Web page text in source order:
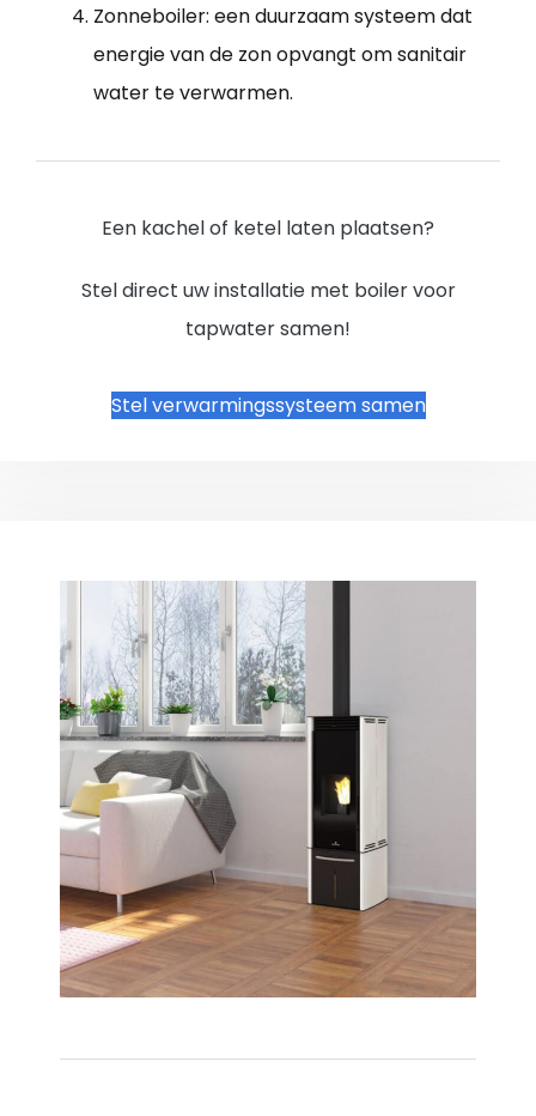
Zonneboiler: een duurzaam systeem dat
energie van de zon opvangt om sanitair
water te verwarmen.
Een kachel of ketel laten plaatsen?
Stel direct uw installatie met boiler voor
tapwater samen!
Stel verwarmingssysteem samen